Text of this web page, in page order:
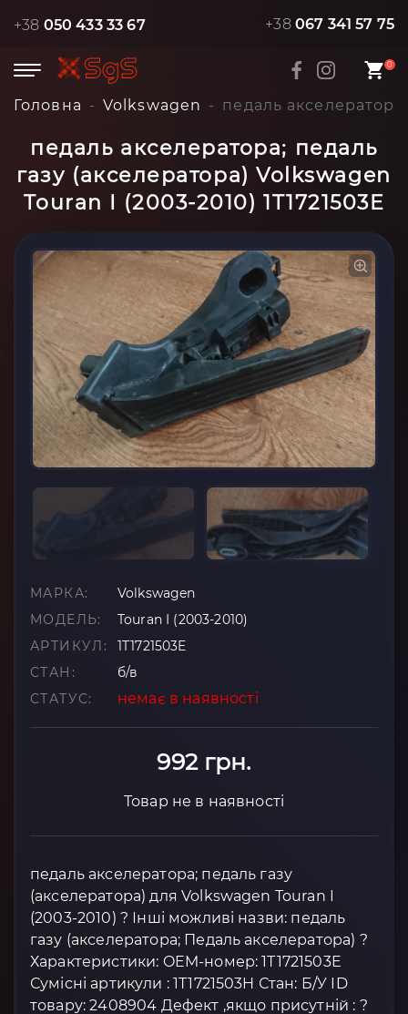
+38 050 433 33 67 +38 067 341 57 75
0
Головна Volkswagen педаль
педаль акселератора; педаль
газу (акселератора) Volkswagen
Touran I (2003-2010) 1T1721503E
МАРКА:
Volkswagen
МОДЕЛЬ:
Touran I (2003-2010)
АРТИКУЛ:
1T1721503E
СТАН:
б/в
СТАТУС:
немає в наявності
992 грн.
Товар не в наявності
педаль акселератора; педаль газу
(акселератора) для Volkswagen Touran I
(2003-2010) ? Інші можливі назви: педаль
газу (акселератора; Педаль акселератора) ?
Характеристики: OEM-номер: 1T1721503E
Сумісні артикули : 1T1721503H Стан: Б/У ID
товару: 2408904 Дефект ,якщо присутній : ?